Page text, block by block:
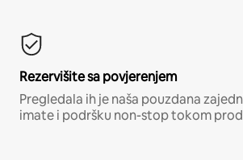
Rezervišite sa povjerenjem
Pregledala ih je naša pouzdana
imate i podršku non-stop tokom